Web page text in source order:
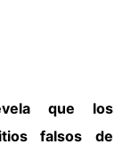
que los
falsos de